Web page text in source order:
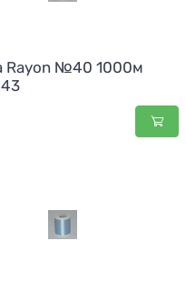
Rayon №40 1000м